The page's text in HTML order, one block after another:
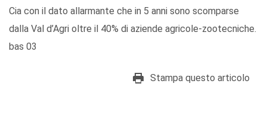
Cia con il dato allarmante che in 5 anni sono scomparse
dalla Val d’Agri oltre il 40% di aziende agricole-zootecniche.
bas 03
Stampa questo articolo